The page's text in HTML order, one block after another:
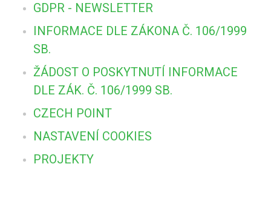
GDPR - NEWSLETTER
INFORMACE DLE ZÁKONA Č. 106/1999
SB.
ŽÁDOST O POSKYTNUTÍ INFORMACE
DLE ZÁK. Č. 106/1999 SB.
CZECH POINT
NASTAVENÍ COOKIES
PROJEKTY